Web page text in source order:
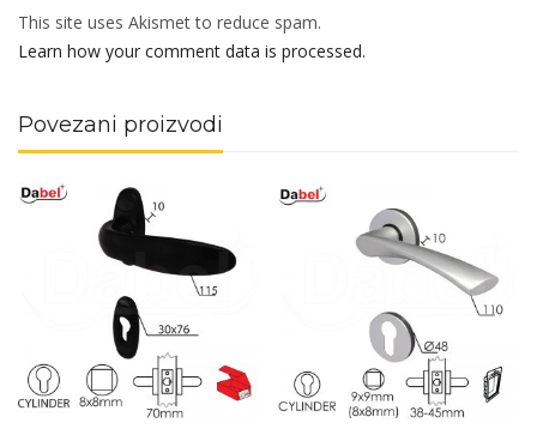
This site uses Akismet to reduce spam.
Learn how your comment data is processed.
Povezani proizvodi